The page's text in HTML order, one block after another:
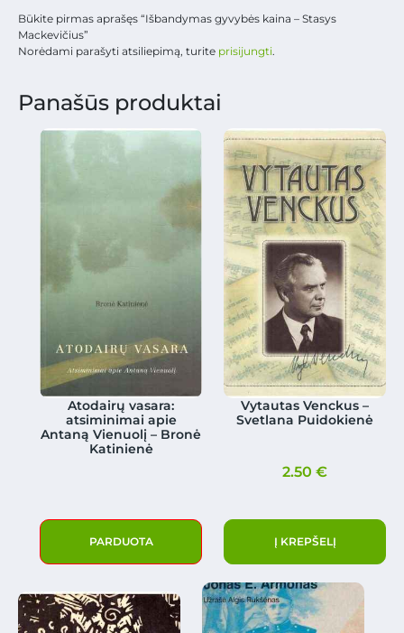
Būkite pirmas aprašęs “Išbandymas gyvybės kaina – Stasys
Mackevičius”
Norėdami parašyti atsiliepimą, turite prisijungti.
Panašūs produktai
Atodairų vasara:
atsiminimai apie
Antaną Vienuolį – Bronė
Katinienė
PARDUOTA
Vytautas Venckus –
Svetlana Puidokienė
2.50€
Į KREPŠELĮ